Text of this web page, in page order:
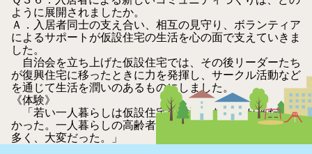
ように展開されましたか。
Ａ． 入居者同士の支え合い、相互の見守り、ボランティア
によるサポートが仮設住宅の生活を心の面で支えていきま
した。
自治会を立ち上げた仮設住宅では、その後リーダーたち
が復興住宅に移ったときに力を発揮し、サークル活動など
を通じて生活を潤いのあるものにしました。
《体験》
「若い一人暮らしは仮設住宅の抽選になかなか当たらな
かった。一人暮らしの高齢者には不便な場所の仮設住宅が
多く、大変だった。」